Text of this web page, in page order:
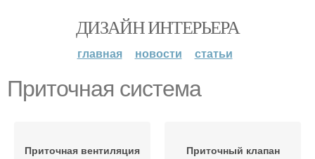
ДИЗАЙН ИНТЕРЬЕРА
главная новости статьи
Приточная система
Приточная вентиляция Приточный клапан